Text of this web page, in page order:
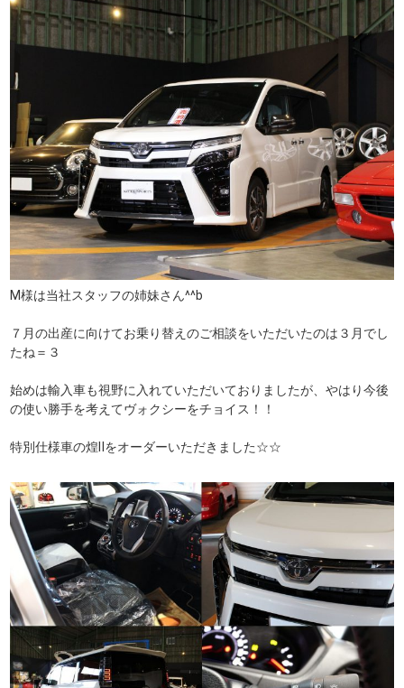
M様は当社スタッフの姉妹さん^^b
７月の出産に向けてお乗り替えのご相談をいただいたのは３月でし
たね＝３
始めは輸入車も視野に入れていただいておりましたが、やはり今後
の使い勝手を考えてヴォクシーをチョイス！！
特別仕様車の煌Ⅱをオーダーいただきました☆☆